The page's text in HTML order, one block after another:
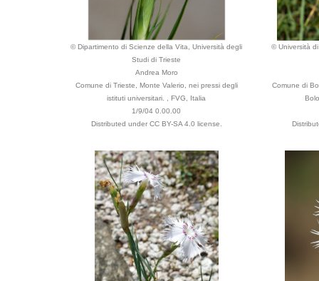
© Dipartimento di Scienze della Vita, Università degli
Studi di Trieste
Andrea Moro
Comune di Trieste, Monte Valerio, nei pressi degli
istituti universitari. , FVG, Italia
1/9/04 0.00.00
Distributed under CC BY-SA 4.0 license.
© Università
Comune di